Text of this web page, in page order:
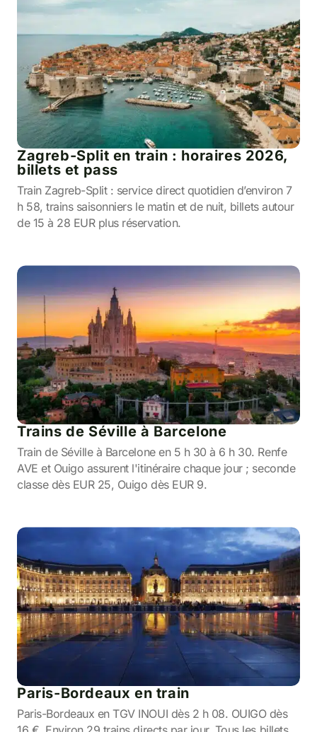
Zagreb-Split en train : horaires 2026,
billets et pass
Train Zagreb-Split : service direct quotidien d’environ 7
h 58, trains saisonniers le matin et de nuit, billets autour
de 15 à 28 EUR plus réservation.
Trains de Séville à Barcelone
Train de Séville à Barcelone en 5 h 30 à 6 h 30. Renfe
AVE et Ouigo assurent l'itinéraire chaque jour ; seconde
classe dès EUR 25, Ouigo dès EUR 9.
Paris-Bordeaux en train
Paris-Bordeaux en TGV INOUI dès 2 h 08. OUIGO dès